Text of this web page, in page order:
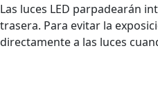
Las luces LED parpadearán
trasera. Para evitar la
directamente a las luces